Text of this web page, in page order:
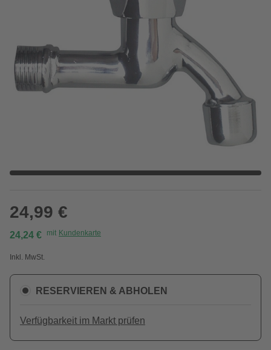
24,99 €
24,24 € mit Kundenkarte
Inkl. MwSt.
RESERVIEREN & ABHOLEN
Verfügbarkeit im Markt prüfen